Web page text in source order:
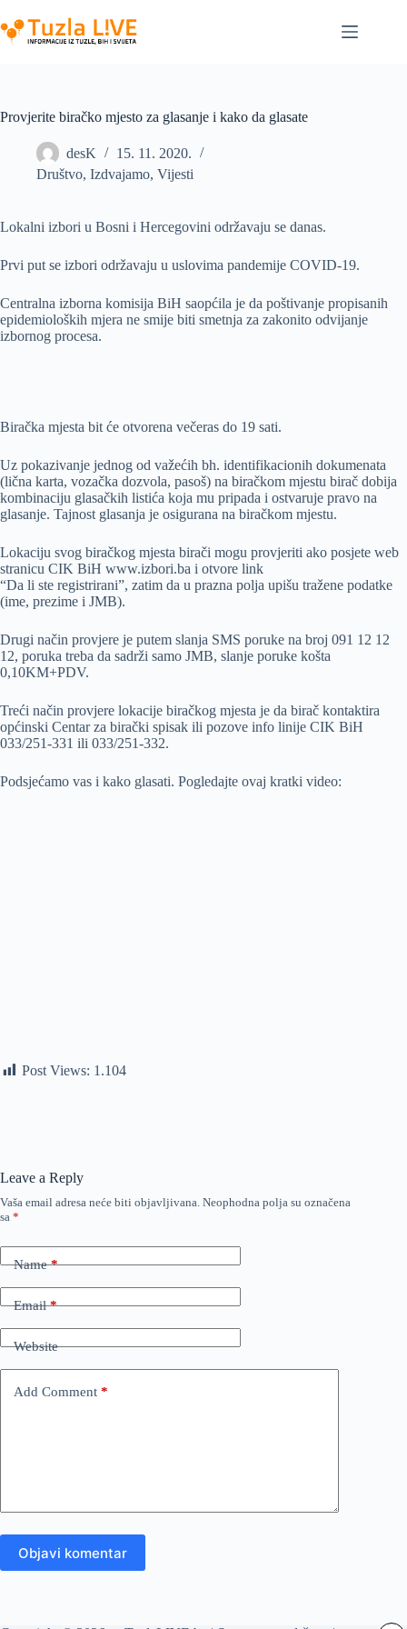
to
content
Provjerite biračko mjesto za glasanje i kako da glasate
desK
15. 11. 2020.
Društvo, Izdvajamo, Vijesti
Lokalni izbori u Bosni i Hercegovini održavaju se danas.
Prvi put se izbori održavaju u uslovima pandemije COVID-19.
Centralna izborna komisija BiH saopćila je da poštivanje propisanih
epidemioloških mjera ne smije biti smetnja za zakonito odvijanje
izbornog procesa.
Biračka mjesta bit će otvorena večeras do 19 sati.
Uz pokazivanje jednog od važećih bh. identifikacionih dokumenata
(lična karta, vozačka dozvola, pasoš) na biračkom mjestu birač dobija
kombinaciju glasačkih listića koja mu pripada i ostvaruje pravo na
glasanje. Tajnost glasanja je osigurana na biračkom mjestu.
Lokaciju svog biračkog mjesta birači mogu provjeriti ako posjete web
stranicu CIK BiH www.izbori.ba i otvore link
“Da li ste registrirani”, zatim da u prazna polja upišu tražene podatke
(ime, prezime i JMB).
Drugi način provjere je putem slanja SMS poruke na broj 091 12 12
12, poruka treba da sadrži samo JMB, slanje poruke košta
0,10KM+PDV.
Treći način provjere lokacije biračkog mjesta je da birač kontaktira
općinski Centar za birački spisak ili pozove info linije CIK BiH
033/251-331 ili 033/251-332.
Podsjećamo vas i kako glasati. Pogledajte ovaj kratki video:
Post Views: 1.104
Leave a Reply
Vaša email adresa neće biti objavljivana. Neophodna polja su označena
sa *
Name*
Email*
Website
Add Comment *
Objavi komentar